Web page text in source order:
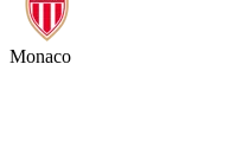
Monaco